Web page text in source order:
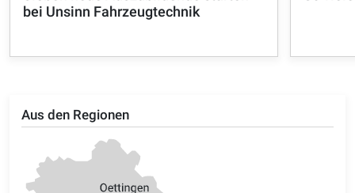
Aus den Regionen
bei Unsinn Fahrzeugtechnik